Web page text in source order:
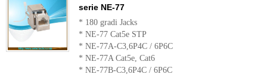
serie NE-77
* 180 gradi Jacks
* NE-77 Cat5e STP
* NE-77A-C3,6P4C / 6P6C
* NE-77A Cat5e, Cat6
* NE-77B-C3,6P4C / 6P6C